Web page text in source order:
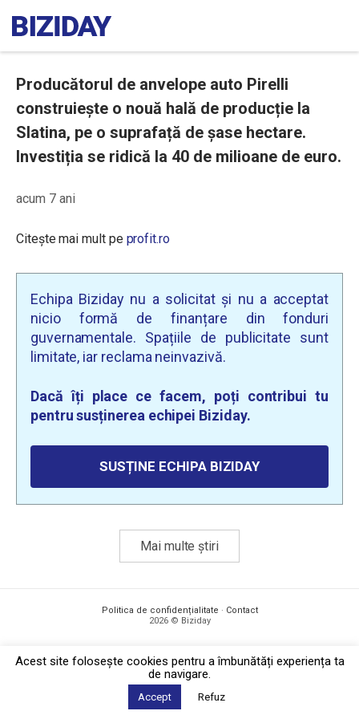
Producătorul de anvelope auto Pirelli
construiește o nouă hală de producție la
Slatina, pe o suprafață de șase hectare.
Investiția se ridică la 40 de milioane de euro.
acum 7 ani
Citește mai mult pe profit.ro
Echipa Biziday nu a solicitat și nu a acceptat
nicio formă de finanțare din fonduri
guvernamentale. Spațiile de publicitate sunt
limitate, iar reclama neinvazivă.
Dacă îți place ce facem, poți contribui tu
pentru susținerea echipei Biziday.
SUSȚINE ECHIPA BIZIDAY
Mai multe știri
Politica de confidențialitate · Contact
2026 © Biziday
Acest site foloseşte cookies pentru a îmbunătăți experiența ta
de navigare.
Accept Refuz